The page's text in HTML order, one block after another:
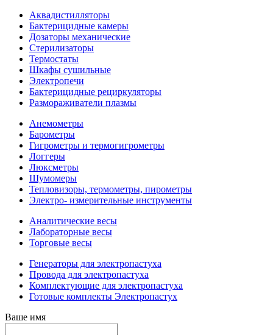
Аквадистилляторы
Бактерицидные камеры
Дозаторы механические
Стерилизаторы
Термостаты
Шкафы сушильные
Электропечи
Бактерицидные рециркуляторы
Размораживатели плазмы
Анемометры
Барометры
Гигрометры и термогигрометры
Логгеры
Люксметры
Шумомеры
Тепловизоры, термометры, пирометры
Электро- измерительные инструменты
Аналитические весы
Лабораторные весы
Торговые весы
Генераторы для электропастуха
Провода для электропастуха
Комплектующие для электропастуха
Готовые комплекты Электропастух
Ваше имя